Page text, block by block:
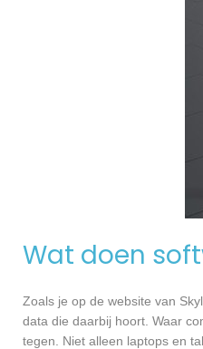
Wat doen
Zoals je op de website van
data die daarbij hoort. Waar
tegen. Niet alleen laptops en